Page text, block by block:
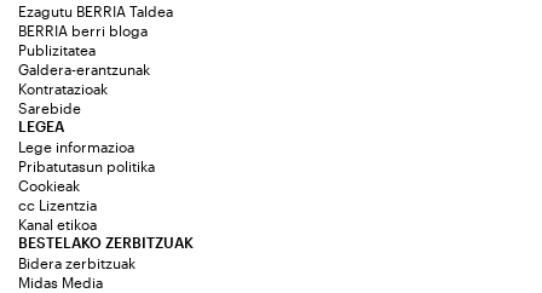
Ezagutu BERRIA Taldea
BERRIA berri bloga
Publizitatea
Galdera-erantzunak
Kontratazioak
Sarebide
LEGEA
Lege informazioa
Pribatutasun politika
Cookieak
cc Lizentzia
Kanal etikoa
BESTELAKO ZERBITZUAK
Bidera zerbitzuak
Midas Media